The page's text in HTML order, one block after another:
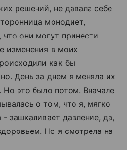
решений, не давала себе
монодиет,
что они могут принести
изменения в моих
как бы
День за днем я меняла их
Но это было потом. Вначале
о том, что я, мягко
- зашкаливает давление, да,
Но я смотрела на